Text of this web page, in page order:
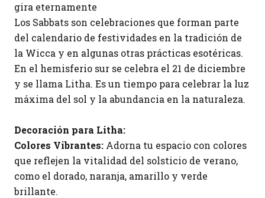
gira eternamente
Los Sabbats son celebraciones que forman parte
del calendario de festividades en la tradición de
la Wicca y en algunas otras prácticas esotéricas.
En el hemisferio sur se celebra el 21 de diciembre
y se llama Litha. Es un tiempo para celebrar la luz
máxima del sol y la abundancia en la naturaleza.
Decoración para Litha:
Colores Vibrantes: Adorna tu espacio con colores
que reflejen la vitalidad del solsticio de verano,
como el dorado, naranja, amarillo y verde
brillante.